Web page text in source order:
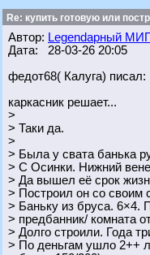
Re: купить готовую или
Автор: Legendарный МИГ
Дата: 28-03-26 20:05
федот68( Калуга) писал:
каркасник решает...
>
> Таки да.
>
> Была у свата банька
> С Осинки. Нижний
> Да вышел её срок
> Построил он со своим
> Баньку из бруса. 6×4.
> предбанник/ комната
> Долго строили. Года
> По деньгам ушло 2++